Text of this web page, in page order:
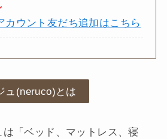
ウント友だち追加はこちら
ュ(neruco)とは
「ベッド、マットレス、寝